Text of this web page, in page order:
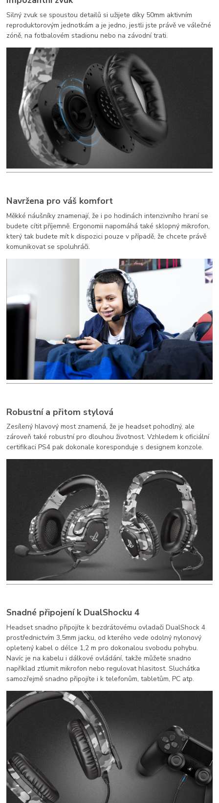
Silný zvuk se spoustou detailů si užijete díky 50mm aktivním
reproduktorovým jednotkám a je jedno, jestli jste právě ve válečné
zóně, na fotbalovém stadionu nebo na závodní trati.
Navržena pro váš komfort
Měkké náušníky znamenají, že i po hodinách intenzivního hraní se
budete cítit příjemně. Ergonomii napomáhá také sklopný mikrofon,
který tak budete mít k dispozici pouze v případě, že chcete právě
komunikovat se spoluhráči.
Robustní a přitom stylová
Zesílený hlavový most znamená, že je headset pohodlný, ale
zároveň také robustní pro dlouhou životnost. Vzhledem k oficiální
certifikaci PS4 pak dokonale koresponduje s designem konzole.
Snadné připojení k DualShocku 4
Headset snadno připojíte k bezdrátovému ovladači DualShock 4
prostřednictvím 3,5mm jacku, od kterého vede odolný nylonový
opletený kabel o délce 1,2 m pro dokonalou svobodu pohybu.
Navíc je na kabelu i dálkové ovládání, takže můžete snadno
například ztlumit mikrofon nebo regulovat hlasitost. Sluchátka
samozřejmě snadno připojíte i k telefonům, tabletům, PC atp.